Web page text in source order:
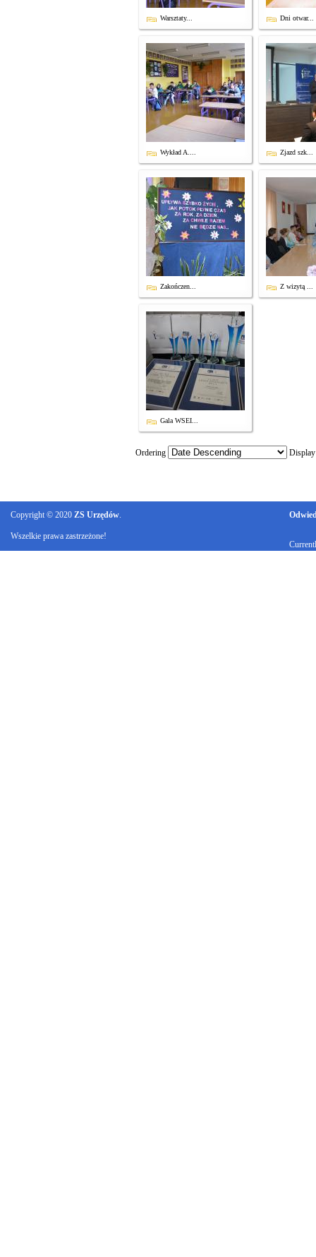
Warsztaty... Dni otwar...
Wykład A.... Zjazd szk...
Zakończen... Z wizytą ...
Gala WSEI...
Ordering
Copyright © 2020 ZS Urzędów.
Wszelkie prawa zastrzeżone!